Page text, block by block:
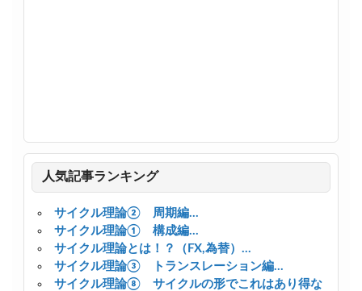
人気記事ランキング
サイクル理論② 周期編...
サイクル理論① 構成編...
サイクル理論とは！？（FX,為替）...
サイクル理論③ トランスレーション編...
サイクル理論⑧ サイクルの形でこれはあり得な